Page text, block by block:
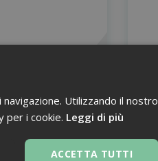
Utilizzando il nostro
per i cookie. Leggi di più
ACCETTA TUTTI